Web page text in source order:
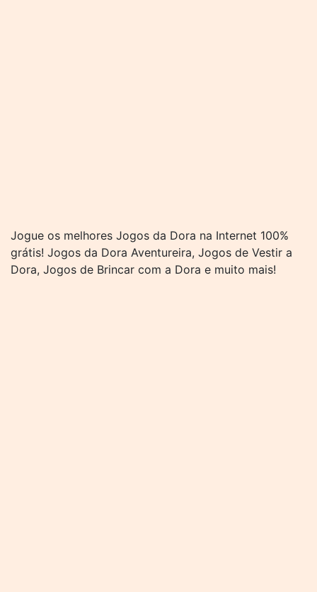
Jogue os melhores Jogos da Dora na Internet 100%
grátis! Jogos da Dora Aventureira, Jogos de Vestir a
Dora, Jogos de Brincar com a Dora e muito mais!